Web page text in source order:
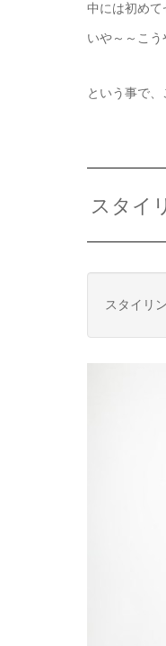
中には初めて
いや～～こ
という事で
スタイ
スタイリ